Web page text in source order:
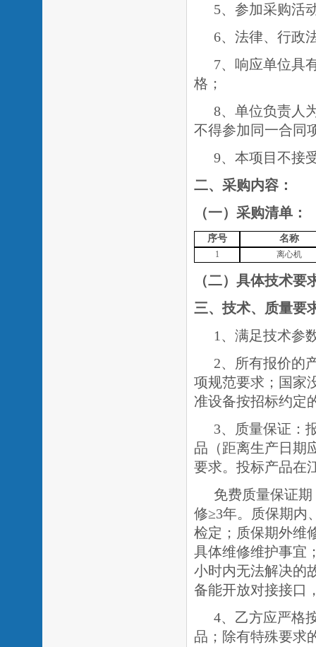
5、参加采购活
6、法律、行政
7、 响应单位具
格；
8、单位负责人
不得参加同一合同
9、本项目不接
二、采购内容：
（一）采购清单：
序号 名称
1 离心机
（二）具体技术要
三、技术、质量要
1、满足技术参
2、所有报价的
项规范要求；国家
准设备按招标约定
3、质量保证：
品（距离生产日期
要求。投标产品在
免费质量保证
修≥3年。质保期内
检定；质保期外维
具体维修维护事宜
小时内无法解决的
备能开放对接接口
4、乙方应严格
品；除有特殊要求